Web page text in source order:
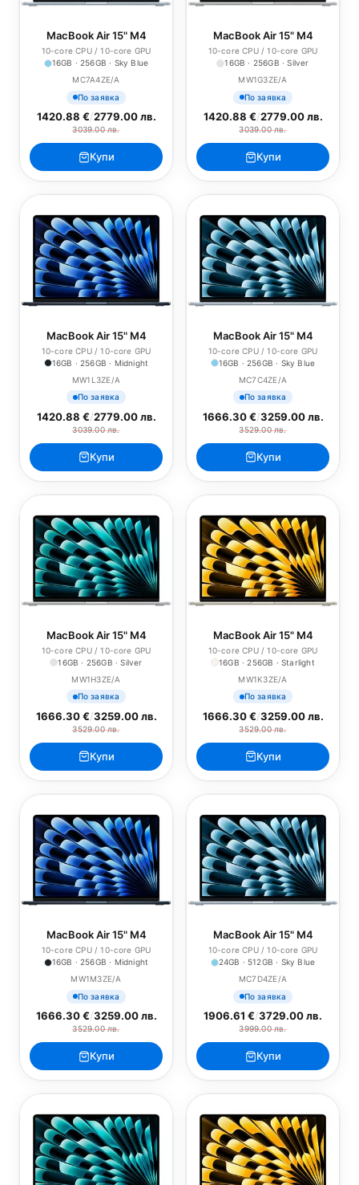
MacBook Air 15" M4
10-core CPU / 10-core GPU
16GB · 256GB · Sky Blue
MC7A4ZE/A
По заявка
1420.88 €/2779.00 лв.
3039.00 лв.
Купи
MacBook Air 15" M4
10-core CPU / 10-core GPU
16GB · 256GB · Silver
MW1G3ZE/A
По заявка
1420.88 €/2779.00 лв.
3039.00 лв.
Купи
MacBook Air 15" M4
10-core CPU / 10-core GPU
16GB · 256GB · Midnight
MW1L3ZE/A
По заявка
1420.88 €/2779.00 лв.
3039.00 лв.
Купи
MacBook Air 15" M4
10-core CPU / 10-core GPU
16GB · 256GB · Sky Blue
MC7C4ZE/A
По заявка
1666.30 €/3259.00 лв.
3529.00 лв.
Купи
MacBook Air 15" M4
10-core CPU / 10-core GPU
16GB · 256GB · Silver
MW1H3ZE/A
По заявка
1666.30 €/3259.00 лв.
3529.00 лв.
Купи
MacBook Air 15" M4
10-core CPU / 10-core GPU
16GB · 256GB · Starlight
MW1K3ZE/A
По заявка
1666.30 €/3259.00 лв.
3529.00 лв.
Купи
MacBook Air 15" M4
10-core CPU / 10-core GPU
16GB · 256GB · Midnight
MW1M3ZE/A
По заявка
1666.30 €/3259.00 лв.
3529.00 лв.
Купи
MacBook Air 15" M4
10-core CPU / 10-core GPU
24GB · 512GB · Sky Blue
MC7D4ZE/A
По заявка
1906.61 €/3729.00 лв.
3999.00 лв.
Купи